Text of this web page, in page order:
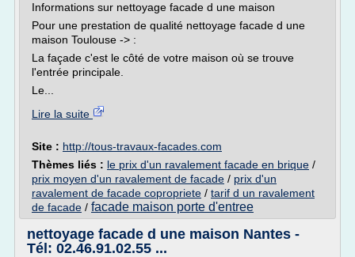
Informations sur nettoyage facade d une maison
Pour une prestation de qualité nettoyage facade d une
maison Toulouse -> :
La façade c'est le côté de votre maison où se trouve
l'entrée principale.
Le...
Lire la suite
Site : http://tous-travaux-facades.com
Thèmes liés : le prix d'un ravalement facade en brique /
prix moyen d'un ravalement de facade / prix d'un
ravalement de facade copropriete / tarif d un ravalement
de facade / facade maison porte d'entree
nettoyage facade d une maison Nantes -
Tél: 02.46.91.02.55 ...